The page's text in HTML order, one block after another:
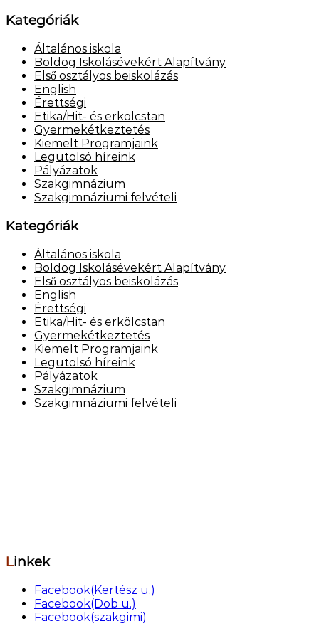
Kategóriák
Általános iskola
Boldog Iskolásévekért Alapítvány
Első osztályos beiskolázás
English
Érettségi
Etika/Hit- és erkölcstan
Gyermekétkeztetés
Kiemelt Programjaink
Legutolsó híreink
Pályázatok
Szakgimnázium
Szakgimnáziumi felvételi
Kategóriák
Általános iskola
Boldog Iskolásévekért Alapítvány
Első osztályos beiskolázás
English
Érettségi
Etika/Hit- és erkölcstan
Gyermekétkeztetés
Kiemelt Programjaink
Legutolsó híreink
Pályázatok
Szakgimnázium
Szakgimnáziumi felvételi
Linkek
Facebook(Kertész u.)
Facebook(Dob u.)
Facebook(szakgimi)